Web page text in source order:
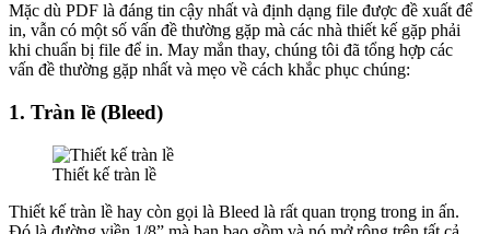
Mặc dù PDF là đáng tin cậy nhất và định dạng file được đề xuất để
in, vẫn có một số vấn đề thường gặp mà các nhà thiết kế gặp phải
khi chuẩn bị file để in. May mắn thay, chúng tôi đã tổng hợp các
vấn đề thường gặp nhất và mẹo về cách khắc phục chúng:
1. Tràn lề (Bleed)
Thiết kế tràn lề
Thiết kế tràn lề hay còn gọi là Bleed là rất quan trọng trong in ấn.